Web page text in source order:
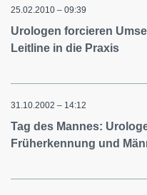
25.02.2010 – 09:39
Urologen forcieren
Leitline in die Praxis
31.10.2002 – 14:12
Tag des Mannes:
Früherkennung und